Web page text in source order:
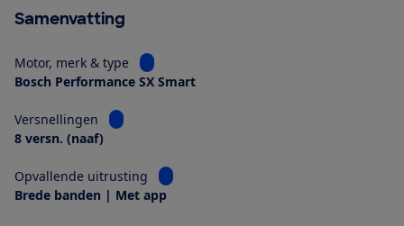
Samenvatting
Motor, merk & type
Bekijk informatie voor Motor, merk & type
Bosch Performance SX Smart
Versnellingen
Bekijk informatie voor Versnellingen
8 versn. (naaf)
Opvallende uitrusting
Bekijk informatie voor Opvallende
Brede banden | Met app